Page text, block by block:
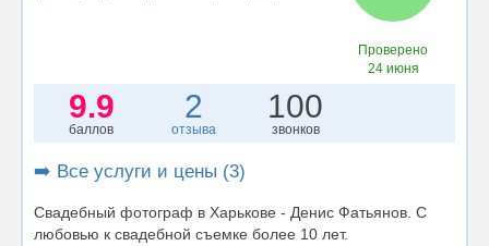
Проверено
24 июня
9.9
баллов
2
отзыва
100
звонков
➡️ Все услуги и цены (3)
Свадебный фотограф в Харькове - Денис Фатьянов. С
любовью к свадебной cъемке более 10 лет.